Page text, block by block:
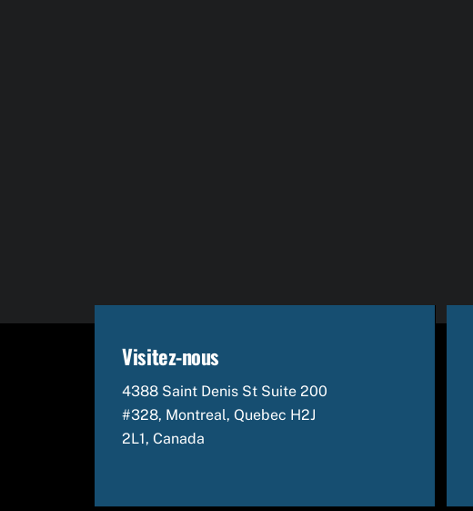
Visitez-nous
4388 Saint Denis St Suite 200
#328, Montreal, Quebec H2J
2L1, Canada